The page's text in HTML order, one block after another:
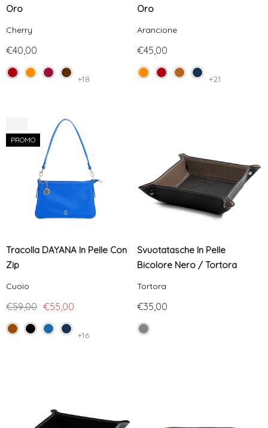
Oro
Cherry
€40,00
+18
Oro
Arancione
€45,00
+21
PROMO
Tracolla DAYANA In Pelle Con
Zip
Cuoio
€59,00 €55,00
+16
Svuotatasche In Pelle
Bicolore Nero / Tortora
Tortora
€35,00